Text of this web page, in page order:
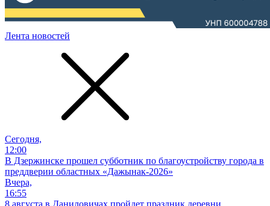
Лента новостей
Сегодня,
12:00
В Дзержинске прошел субботник по благоустройству города в
преддверии областных «Дажынак-2026»
Вчера,
16:55
8 августа в Даниловичах пройдет праздник деревни